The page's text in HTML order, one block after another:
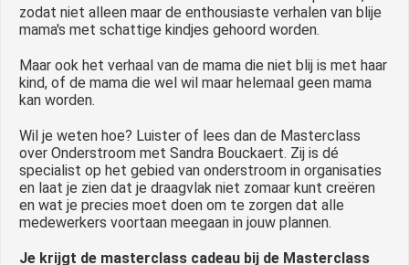
zodat niet alleen maar de enthousiaste verhalen van blije
mama's met schattige kindjes gehoord worden.
Maar ook het verhaal van de mama die niet blij is met haar
kind, of de mama die wel wil maar helemaal geen mama
kan worden.
Wil je weten hoe? Luister of lees dan de Masterclass
over Onderstroom met Sandra Bouckaert. Zij is dé
specialist op het gebied van onderstroom in organisaties
en laat je zien dat je draagvlak niet zomaar kunt creëren
en wat je precies moet doen om te zorgen dat alle
medewerkers voortaan meegaan in jouw plannen.
Je krijgt de masterclass cadeau bij de Masterclass